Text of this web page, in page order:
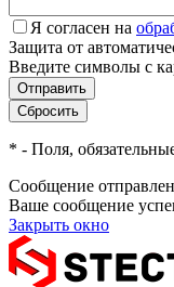
Я согласен на
Защита от
Введите символы с
* - Поля,
Сообщение
Ваше сообщение
Закрыть окно